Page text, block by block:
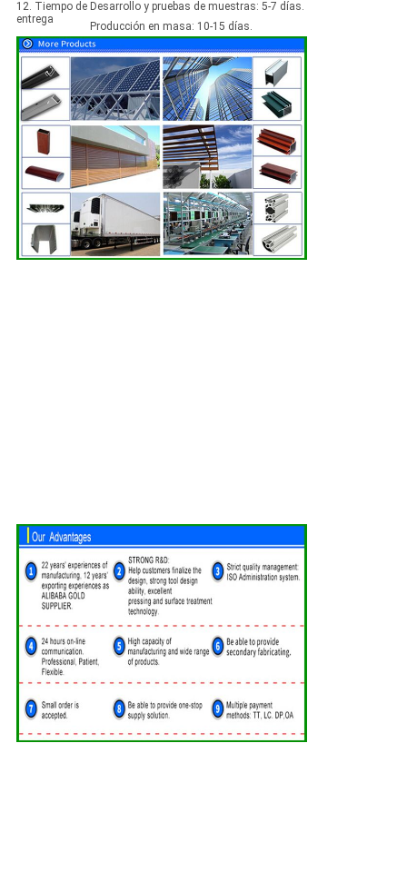
12. Tiempo de
entrega
Desarrollo y pruebas de muestras: 5-7 días.
Producción en masa: 10-15 días.